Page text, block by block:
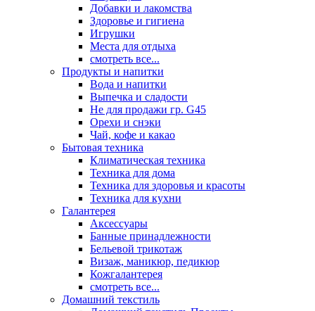
Добавки и лакомства
Здоровье и гигиена
Игрушки
Места для отдыха
смотреть все...
Продукты и напитки
Вода и напитки
Выпечка и сладости
Не для продажи гр. G45
Орехи и снэки
Чай, кофе и какао
Бытовая техника
Климатическая техника
Техника для дома
Техника для здоровья и красоты
Техника для кухни
Галантерея
Аксессуары
Банные принадлежности
Бельевой трикотаж
Визаж, маникюр, педикюр
Кожгалантерея
смотреть все...
Домашний текстиль